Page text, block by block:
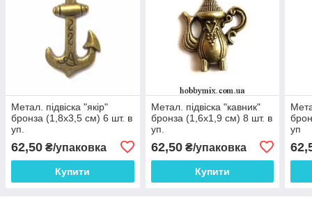
Метал. підвіска "якір"
бронза (1,8х3,5 см) 6 шт. в
уп.
62,50 ₴/упаковка
Купити
Метал. підвіска "кавник"
бронза (1,6х1,9 см) 8 шт. в
уп.
62,50₴/упаковка
Купити
уп